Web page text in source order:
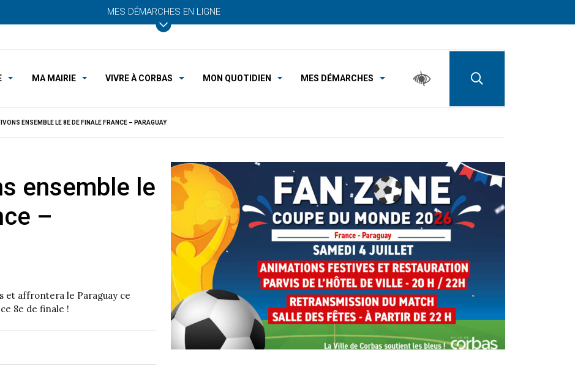
MES DÉMARCHES EN LIGNE
MA MAIRIE VIVRE À CORBAS MON QUOTIDIEN MES DÉMARCHES
ENSEMBLE LE 8E DE FINALE FRANCE – PARAGUAY
ensemble le
–
et affrontera le Paraguay ce
8e de finale !